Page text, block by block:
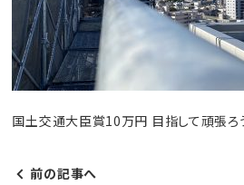
国土交通大臣賞10万円 目指して頑張ろ
前の記事へ